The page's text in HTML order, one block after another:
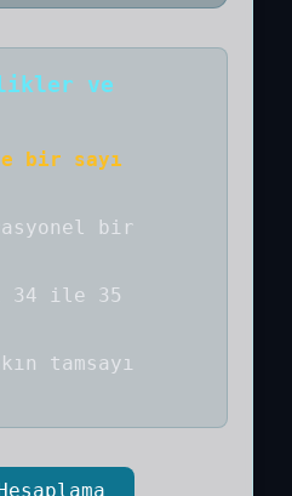
ve
bir sayı
bir
34 ile 35
tamsayı